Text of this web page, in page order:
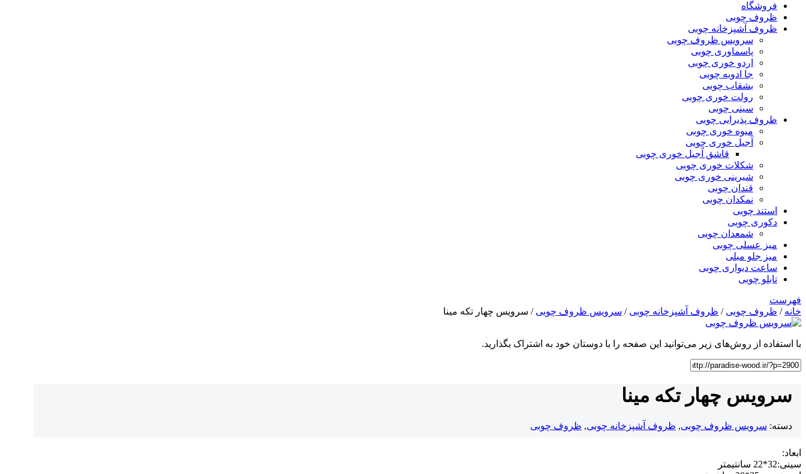
فروشگاه
ظروف چوبی
ظروف آشپزخانه چوبی
سرویس ظروف چوبی
پاسماوری چوبی
اردو خوری چوبی
جا ادویه چوبی
بشقاب چوبی
رولت خوری چوبی
سینی چوبی
ظروف پذیرایی چوبی
میوه خوری چوبی
آجیل خوری چوبی
قاشق آجیل خوری چوبی
شکلات خوری چوبی
شیرینی خوری چوبی
قندان چوبی
نمکدان چوبی
استند چوبی
دکوری چوبی
شمعدان چوبی
میز عسلی چوبی
میز جلو مبلی
ساعت دیواری چوبی
تابلو چوبی
فهرست
خانه / ظروف چوبی / ظروف آشپزخانه چوبی / سرویس ظروف چوبی / سرویس چهار تکه مینا
با استفاده از روش‌های زیر می‌توانید این صفحه را با دوستان خود به اشتراک بگذارید.
سرویس چهار تکه مینا
دسته: سرویس ظروف چوبی, ظروف آشپزخانه چوبی, ظروف چوبی
ابعاد:
سینی:32*22 سانتیمتر